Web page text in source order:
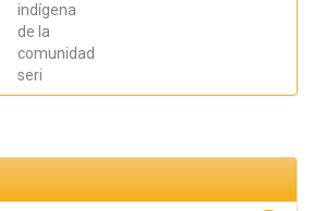
indígena
de la
comunidad
seri
Ramírez Cruz,
Granados,